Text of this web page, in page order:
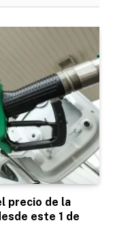
precio de la
este 1 de